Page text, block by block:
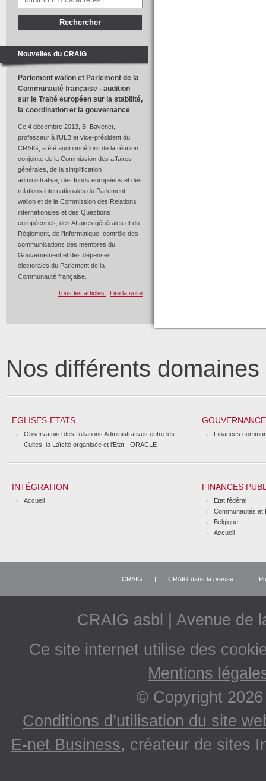
Nouvelles du CRAIG
Parlement wallon et Parlement de la
Communauté française - audition
sur le Traité européen sur la stabilité,
la coordination et la gouvernance
Ce 4 décembre 2013, B. Bayenet,
professeur à l'ULB et vice-président du
CRAIG, a été auditionné lors de la réunion
conjointe de la Commission des affaires
générales, de la simplification
administrative, des fonds européens et des
relations internationales du Parlement
wallon et de la Commission des Relations
internationales et des Questions
européennes, des Affaires générales et du
Règlement, de l'Informatique, contrôle des
communications des membres du
Gouvernement et des dépenses
électorales du Parlement de la
Communauté française.
Tous les articles | Lire la suite
Nos différents
EGLISES-ETATS
Observatoire des Relations Administratives entre les
Cultes, la Laïcité organisée et l'Etat - ORACLE
Finances
INTÉGRATION
Accueil
FINANCES
Etat fédéral
Communautés et
Belgique
Accueil
CRAIG | CRAIG dans la presse |
CRAIG asbl | Avenue de
Ce site internet utilise des
Mentions
© Copyright
Conditions d’utilisation du site
E-net Business, créateur de sites